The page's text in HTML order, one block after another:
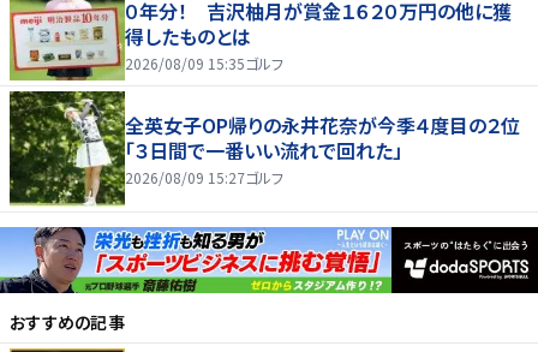
０年分！ 吉沢柚月が賞金１６２０万円の他に獲
得したものとは
2026/08/09 15:35ゴルフ
全英女子OP帰りの永井花奈が今季４度目の２位
「３日間で一番いい流れで回れた」
2026/08/09 15:27ゴルフ
おすすめの記事